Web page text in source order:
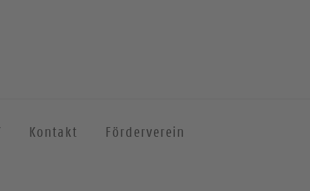
Kontakt Förderverein